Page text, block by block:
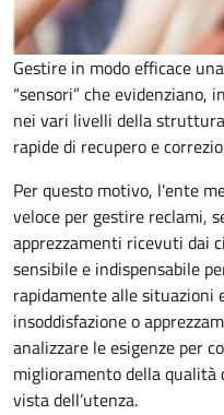
Gestire in modo efficace
“sensori” che evidenziano,
nei vari livelli della
rapide di recupero e
Per questo motivo, l'ente
veloce per gestire reclami,
apprezzamenti ricevuti dai
sensibile e indispensabile
rapidamente alle situazioni
insoddisfazione o
analizzare le esigenze per
miglioramento della qualità
vista dell’utenza.